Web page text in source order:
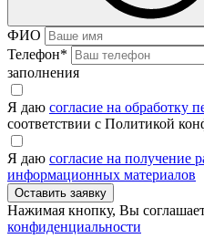
ФИО
Телефон*
заполнения
Я даю согласие на обработку
соответствии с Политикой
Я даю согласие на получение
информационных материалов
Нажимая кнопку, Вы
конфиденциальности